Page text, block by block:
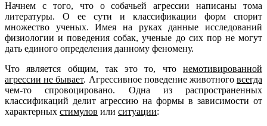
Начнем с того, что о собачьей агрессии написаны тома
литературы. О ее сути и классификации форм спорит
множество ученых. Имея на руках данные исследований
физиологии и поведения собак, ученые до сих пор не могут
дать единого определения данному феномену.
Что является общим, так это то, что немотивированной
агрессии не бывает. Агрессивное поведение животноговсегда
чем-то спровоцировано. Одна из распространенных
классификаций делит агрессию на формы в зависимости от
характерных стимулов или ситуации: